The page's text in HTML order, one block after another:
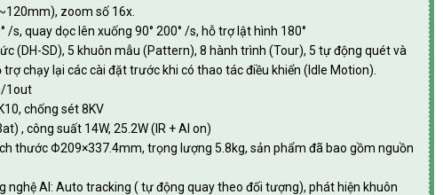
zoom số 16x.
/s, quay dọc lên xuống 90° 200° /s, hỗ trợ lật hình 180°
(DH-SD), 5 khuôn mẫu (Pattern), 8 hành trình (Tour), 5 tự động quét và
chạy lại các cài đặt trước khi có thao tác điều khiển (Idle Motion).
1out
chống sét 8KV
, công suất 14W, 25.2W (IR + AI on)
thước Φ209×337.4mm, trọng lượng 5.8kg, sản phẩm đã bao gồm nguồn
nghệ AI: Auto tracking ( tự động quay theo đối tượng), phát hiện khuôn